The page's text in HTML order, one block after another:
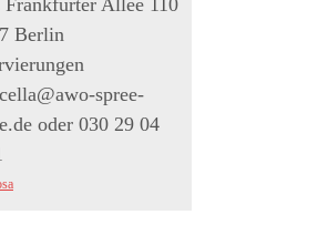
Frankfurter Allee 110
Berlin
spree-
oder 030 29 04